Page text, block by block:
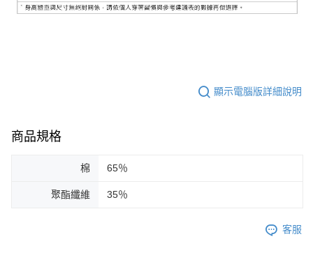
顯示電腦版詳細說明
商品規格
棉 65％
聚酯纖維 35％
客服